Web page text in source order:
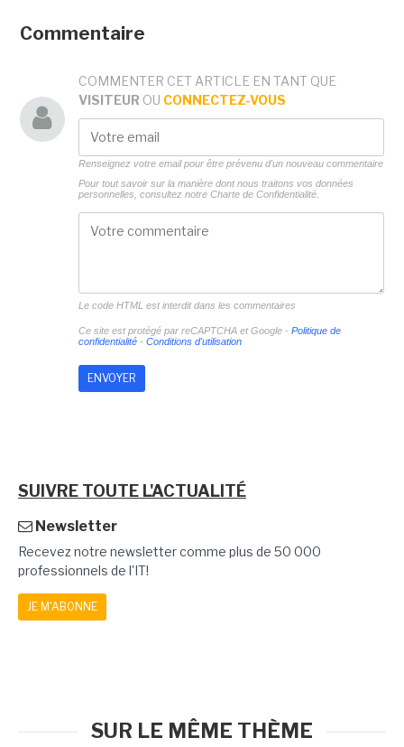
Commentaire
COMMENTER CET ARTICLE EN TANT QUE
VISITEUR OU CONNECTEZ-VOUS
Renseignez votre email pour être prévenu d'un nouveau commentaire
Pour tout savoir sur la manière dont nous traitons vos données
personnelles, consultez notre Charte de Confidentialité.
Le code HTML est interdit dans les commentaires
Ce site est protégé par reCAPTCHA et Google - Politique de
confidentialité- Conditions d'utilisation
SUIVRE TOUTE L'ACTUALITÉ
Newsletter
Recevez notre newsletter comme plus de 50 000
professionnels de l'IT!
JE M'ABONNE
SUR LE MÊME THÈME